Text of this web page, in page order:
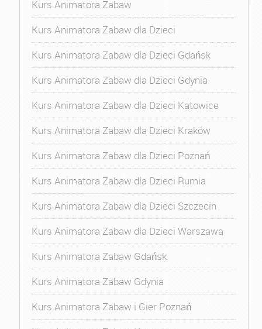
Kurs Animatora Zabaw
Kurs Animatora Zabaw dla Dzieci
Kurs Animatora Zabaw dla Dzieci Gdańsk
Kurs Animatora Zabaw dla Dzieci Gdynia
Kurs Animatora Zabaw dla Dzieci Katowice
Kurs Animatora Zabaw dla Dzieci Kraków
Kurs Animatora Zabaw dla Dzieci Poznań
Kurs Animatora Zabaw dla Dzieci Rumia
Kurs Animatora Zabaw dla Dzieci Szczecin
Kurs Animatora Zabaw dla Dzieci Warszawa
Kurs Animatora Zabaw Gdańsk
Kurs Animatora Zabaw Gdynia
Kurs Animatora Zabaw i Gier Poznań